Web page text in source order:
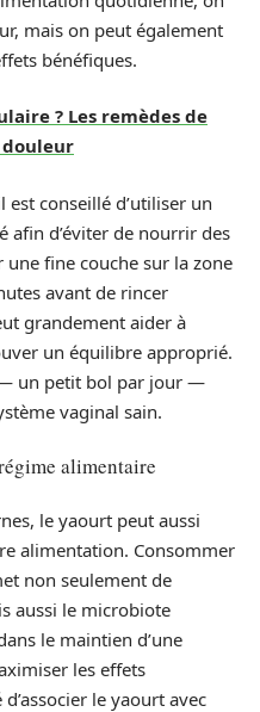
mais on peut également
bénéfiques.
? Les remèdes de
conseillé d’utiliser un
afin d’éviter de nourrir des
fine couche sur la zone
avant de rincer
grandement aider à
un équilibre approprié.
un petit bol par jour —
vaginal sain.
alimentaire
le yaourt peut aussi
alimentation. Consommer
non seulement de
aussi le microbiote
le maintien d’une
les effets
le yaourt avec